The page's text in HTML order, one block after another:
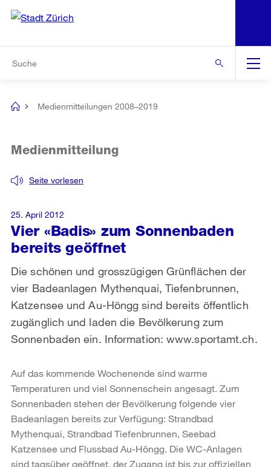
Navigation
[no
Medienmitteilungen 2008–2019
Vier «Badis» zum Sonnenbaden
bereits geöffnet
Seite vorlesen
Medienmitteilung
Die schönen und grosszügigen Grünflächen der
vier Badeanlagen Mythenquai, Tiefenbrunnen,
Katzensee und Au-Höngg sind bereits öffentlich
zugänglich und laden die Bevölkerung zum
Sonnenbaden ein. Information: www.sportamt.ch.
25. April 2012
Auf das kommende Wochenende sind warme
Temperaturen und viel Sonnenschein angesagt. Zum
Sonnenbaden stehen der Bevölkerung folgende vier
Badeanlagen bereits zur Verfügung: Strandbad
Mythenquai, Strandbad Tiefenbrunnen, Seebad
Katzensee und Flussbad Au-Höngg. Die WC-Anlagen
sind tagsüber geöffnet, der Zugang ist bis zur offiziellen